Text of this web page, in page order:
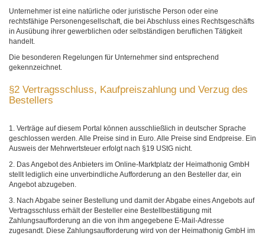
Unternehmer ist eine natürliche oder juristische Person oder eine
rechtsfähige Personengesellschaft, die bei Abschluss eines Rechtsgeschäfts
in Ausübung ihrer gewerblichen oder selbständigen beruflichen Tätigkeit
handelt.
Die besonderen Regelungen für Unternehmer sind entsprechend
gekennzeichnet.
§2 Vertragsschluss, Kaufpreiszahlung und Verzug des
Bestellers
1. Verträge auf diesem Portal können ausschließlich in deutscher Sprache
geschlossen werden. Alle Preise sind in Euro. Alle Preise sind Endpreise. Ein
Ausweis der Mehrwertsteuer erfolgt nach §19 UStG nicht.
2. Das Angebot des Anbieters im Online-Marktplatz der Heimathonig GmbH
stellt lediglich eine unverbindliche Aufforderung an den Besteller dar, ein
Angebot abzugeben.
3. Nach Abgabe seiner Bestellung und damit der Abgabe eines Angebots auf
Vertragsschluss erhält der Besteller eine Bestellbestätigung mit
Zahlungsaufforderung an die von ihm angegebene E-Mail-Adresse
zugesandt. Diese Zahlungsaufforderung wird von der Heimathonig GmbH im